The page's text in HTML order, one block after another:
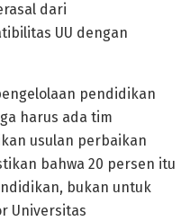
dari
UU dengan
pendidikan
harus ada tim
usulan perbaikan
bahwa 20 persen itu
bukan untuk
Universitas